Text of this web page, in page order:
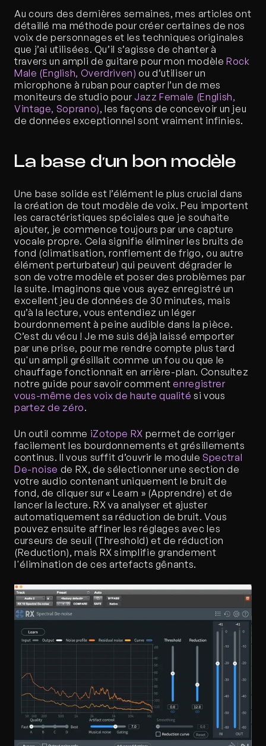
Au cours des dernières semaines, mes articles ont
détaillé ma méthode pour créer certaines de nos
voix de personnages et les techniques originales
que j’ai utilisées. Qu’il s’agisse de chanter à
travers un ampli de guitare pour mon modèle Rock
Male (English, Overdriven) ou d’utiliser un
microphone à ruban pour capter l’un de mes
moniteurs de studio pour Jazz Female (English,
Vintage, Soprano), les façons de concevoir un jeu
de données exceptionnel sont vraiment infinies.
La base d’un bon modèle
Une base solide est l’élément le plus crucial dans
la création de tout modèle de voix. Peu importent
les caractéristiques spéciales que je souhaite
ajouter, je commence toujours par une capture
vocale propre. Cela signifie éliminer les bruits de
fond (climatisation, ronflement de frigo, ou autre
élément perturbateur) qui peuvent dégrader le
son de votre modèle et poser des problèmes par
la suite. Imaginons que vous ayez enregistré un
excellent jeu de données de 30 minutes, mais
qu’à la lecture, vous entendiez un léger
bourdonnement à peine audible dans la pièce.
C’est du vécu ! Je me suis déjà laissé emporter
par une prise, pour me rendre compte plus tard
qu'un ampli grésillait comme un fou ou que le
chauffage fonctionnait en arrière-plan. Consultez
notre guide pour savoir comment enregistrer
vous-même des voix de haute qualité
partez de zéro.
Un outil comme iZotope RX permet de corriger
facilement les bourdonnements et grésillements
continus. Il vous suffit d’ouvrir le module Spectral
De-noise de RX, de sélectionner une section de
votre audio contenant uniquement le bruit de
fond, de cliquer sur « Learn » (Apprendre) et de
lancer la lecture. RX va analyser et ajuster
automatiquement sa réduction de bruit. Vous
pouvez ensuite affiner les réglages avec les
curseurs de seuil (Threshold) et de réduction
(Reduction), mais RX simplifie grandement
l'élimination de ces artefacts gênants.